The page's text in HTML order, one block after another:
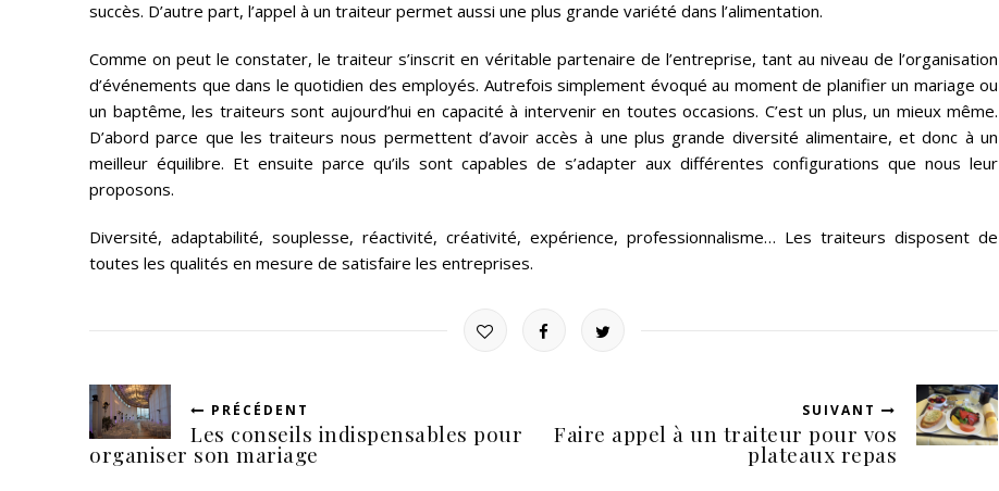
succès. D’autre part, l’appel à un traiteur permet aussi une plus grande variété dans l’alimentation.
Comme on peut le constater, le traiteur s’inscrit en véritable partenaire de l’entreprise, tant au niveau de l’organisation
d’événements que dans le quotidien des employés. Autrefois simplement évoqué au moment de planifier un mariage ou
un baptême, les traiteurs sont aujourd’hui en capacité à intervenir en toutes occasions. C’est un plus, un mieux même.
D’abord parce que les traiteurs nous permettent d’avoir accès à une plus grande diversité alimentaire, et donc à un
meilleur équilibre. Et ensuite parce qu’ils sont capables de s’adapter aux différentes configurations que nous leur
proposons.
Diversité, adaptabilité, souplesse, réactivité, créativité, expérience, professionnalisme… Les traiteurs disposent de
toutes les qualités en mesure de satisfaire les entreprises.
PRÉCÉDENT
Les conseils indispensables pour
organiser son mariage
SUIVANT
Faire appel à un traiteur pour vos
plateaux repas